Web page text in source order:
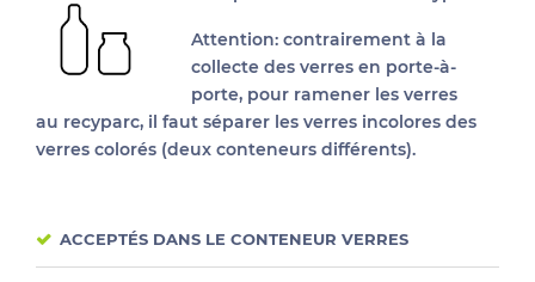
Attention: contrairement à la
collecte des verres en porte-à-
porte, pour ramener les verres
au recyparc, il faut séparer les verres incolores des
verres colorés (deux conteneurs différents).
ACCEPTÉS DANS LE CONTENEUR VERRES